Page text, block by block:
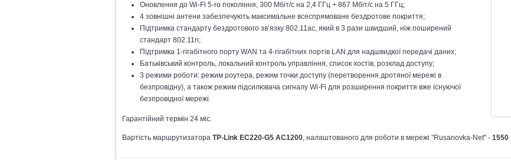
Оновлення до Wi-Fi 5-го покоління, 300 Мбіт/с на 2,4 ГГц + 867 Мбіт/с на 5 ГГц;
4 зовнішні антени забезпечують максимальне всеспрямоване бездротове покриття;
Підтримка стандарту бездротового зв’язку 802.11ac, який в 3 рази швидший, ніж поширений
стандарт 802.11n;
Підтримка 1-гігабітного порту WAN та 4-гігабітних портів LAN для надшвидкої передачі даних;
Батьківський контроль, локальний контроль управління, список хостів, розклад доступу;
3 режими роботи: режим роутера, режим точки доступу (перетворення дротяної мережі в
безпровідну), а також режим підсилювача сигналу Wi-Fi для розширення покриття вже існуючої
безпровідної мережі.
Гарантійний термін 24 міс.
Вартість маршрутизатора TP-Link EC220-G5 AC1200, налаштованого для роботи в мережі "Rusanovka-Net" - 1550